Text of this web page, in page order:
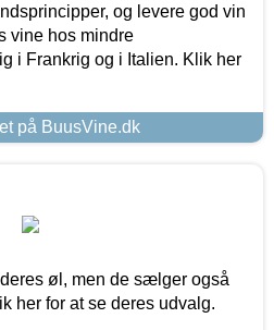
og levere god vin
vine hos mindre
i Frankrig og i Italien. Klik her
på BuusVine.dk
øl, men de sælger også
her for at se deres udvalg.